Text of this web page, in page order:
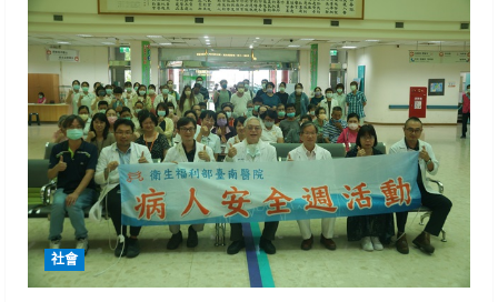
蔬
菜
沙
拉
還
是
煮
過
比
較
好
社會